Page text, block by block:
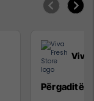
Viva
Përgaditës